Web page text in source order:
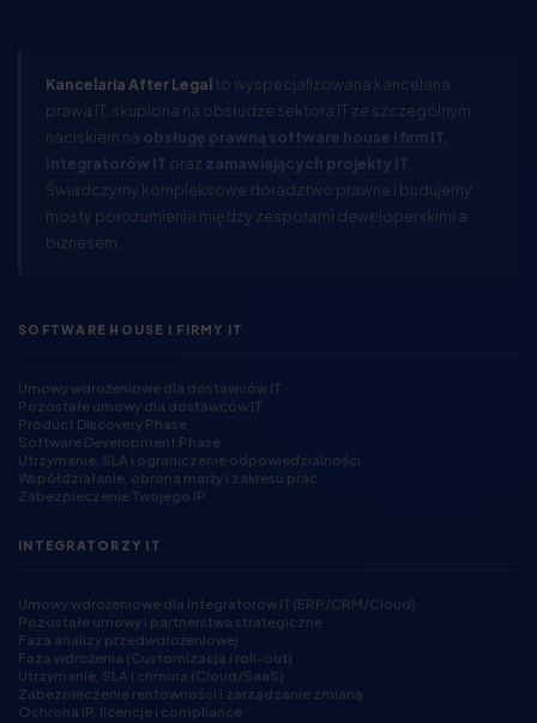
Kancelaria After Legalto wyspecjalizowana kancelaria
prawa IT, skupiona na obsłudze sektora IT ze szczególnym
naciskiem na obsługę prawną software house i firm IT
Integratorów IT oraz zamawiających projekty IT
Świadczymy kompleksowe doradztwo prawne i budujemy
mosty porozumienia między zespołami deweloperskimi a
biznesem.
SOFTWARE HOUSE I FIRMY IT
Umowy wdrożeniowe dla dostawców IT
Pozostałe umowy dla dostawców IT
Product Discovery Phase
Software Development Phase
Utrzymanie, SLA i ograniczenie odpowiedzialności
Współdziałanie, obrona marży i zakresu prac
Zabezpieczenie Twojego IP
INTEGRATORZY IT
Umowy wdrożeniowe dla Integratorów IT (ERP/CRM/Cloud)
Pozostałe umowy i partnerstwa strategiczne
Faza analizy przedwdrożeniowej
Faza wdrożenia (Customizacja i roll-out)
Utrzymanie, SLA i chmura (Cloud/SaaS)
Zabezpieczenie rentowności i zarządzanie zmianą
Ochrona IP, licencje i compliance